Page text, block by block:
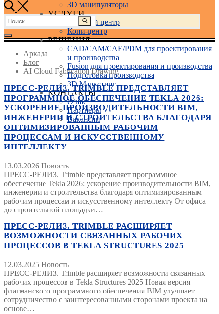
3D манипуляторы
УСЛУГИ
Учебный центр
Копи-центр
РЕШЕНИЯ
CAD/CAM/CAE/PDM для проектирования
и производства
Fusion для проектирования и производства
Подготовка производства
3D Маркетинг
КОНТАКТЫ
О нас
Партнеры
Вакансии
Найти:
Аркада
Блог
AI Cloud Fabrication Drawing
ПРЕСС-РЕЛИЗ. TRIMBLE ПРЕДСТАВЛЯЕТ
ПРОГРАММНОЕ ОБЕСПЕЧЕНИЕ TEKLA 2026:
УСКОРЕНИЕ ПРОИЗВОДИТЕЛЬНОСТИ BIM,
ИНЖЕНЕРИИ И СТРОИТЕЛЬСТВА БЛАГОДАРЯ
ОПТИМИЗИРОВАННЫМ РАБОЧИМ
ПРОЦЕССАМ И ИСКУССТВЕННОМУ
ИНТЕЛЛЕКТУ
13.03.2026 Новость
ПРЕСС-РЕЛИЗ. Trimble представляет программное
обеспечение Tekla 2026: ускорение производительности BIM,
инженерии и строительства благодаря оптимизированным
рабочим процессам и искусственному интеллекту От офиса
до строительной площадки…
ПРЕСС-РЕЛИЗ. TRIMBLE РАСШИРЯЕТ
ВОЗМОЖНОСТИ СВЯЗАННЫХ РАБОЧИХ
ПРОЦЕССОВ В TEKLA STRUCTURES 2025
12.03.2025 Новость
ПРЕСС-РЕЛИЗ. Trimble расширяет возможности связанных
рабочих процессов в Tekla Structures 2025 Новая версия
флагманского программного обеспечения BIM улучшает
сотрудничество с заинтересованными сторонами проекта на
основе…